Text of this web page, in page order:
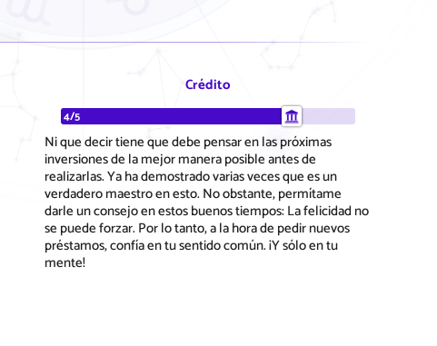
Crédito
4/5
Ni que decir tiene que debe pensar en las próximas
inversiones de la mejor manera posible antes de
realizarlas. Ya ha demostrado varias veces que es un
verdadero maestro en esto. No obstante, permítame
darle un consejo en estos buenos tiempos: La felicidad no
se puede forzar. Por lo tanto, a la hora de pedir nuevos
préstamos, confía en tu sentido común. ¡Y sólo en tu
mente!